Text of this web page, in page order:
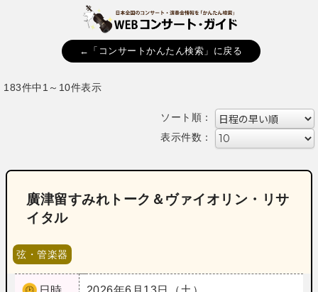
←「コンサートかんたん検索」に戻る
183件中1～10件表示
ソート順：
表示件数：
廣津留すみれトーク＆ヴァイオリン・リサ
イタル
弦・管楽器